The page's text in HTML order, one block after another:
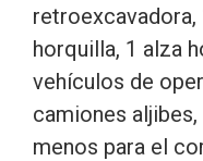
retroexcavadora,
horquilla, 1 alza
vehículos de
camiones
menos para el